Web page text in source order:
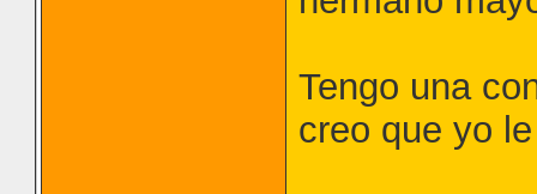
Tengo una
creo que yo